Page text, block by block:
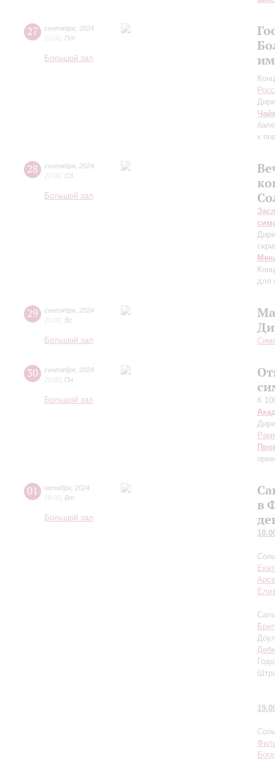
27 сентября 2024
20:00 Пт
Большой зал
к
28 сентября 2024
20:00 Сб
Большой зал
для
29 сентября 2024
20:00 Вс
Большой зал
30 сентября 2024
20:00 Пн
Большой зал
К
01 октября 2024
18:00 Вт
Большой зал
в